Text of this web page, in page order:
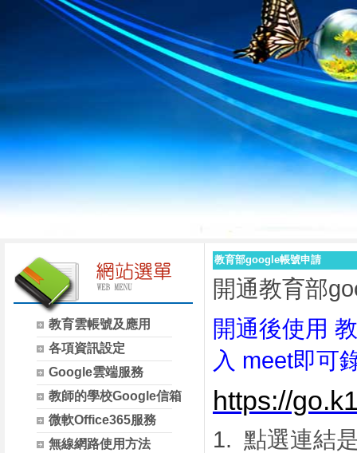
教育雲帳號及應用
各項資訊設定
Google雲端服務
教師的學校Google信箱
微軟Office365服務
無線網路使用方法
教育部google帳號申請
開通教育部
開通後使用
入 meet即可
https://
1. 點選連結